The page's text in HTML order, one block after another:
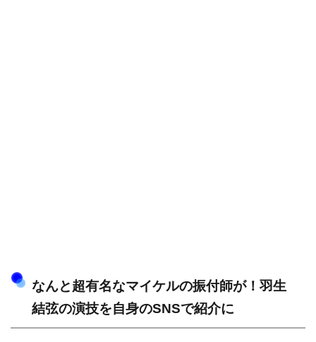
なんと超有名なマイケルの振付師が！羽生
結弦の演技を自身のSNSで紹介に